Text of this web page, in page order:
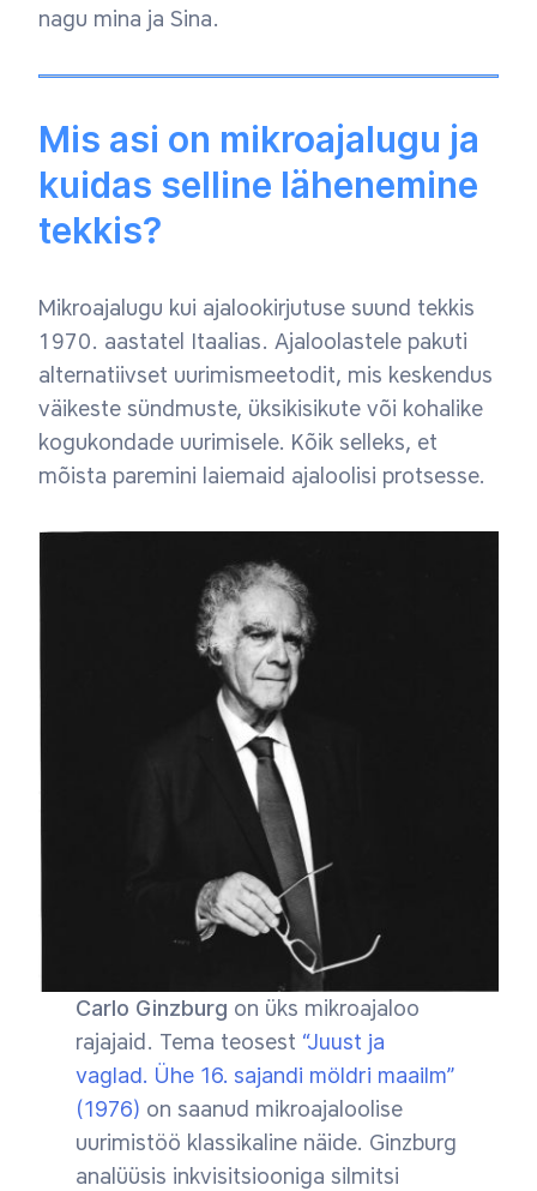
nagu mina ja Sina.
Mis asi on mikroajalugu ja
kuidas selline lähenemine
tekkis?
Mikroajalugu kui ajalookirjutuse suund tekkis
1970. aastatel Itaalias. Ajaloolastele pakuti
alternatiivset uurimismeetodit, mis keskendus
väikeste sündmuste, üksikisikute või kohalike
kogukondade uurimisele. Kõik selleks, et
mõista paremini laiemaid ajaloolisi protsesse.
Carlo Ginzburg on üks mikroajaloo
rajajaid. Tema teosest “Juust ja
vaglad. Ühe 16. sajandi möldri maailm”
(1976) on saanud mikroajaloolise
uurimistöö klassikaline näide. Ginzburg
analüüsis inkvisitsiooniga silmitsi